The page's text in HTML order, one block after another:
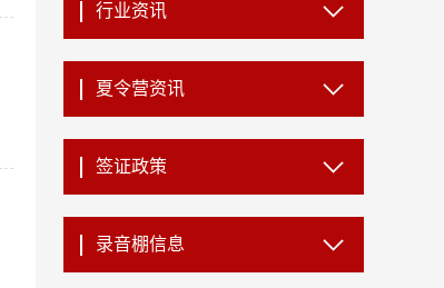
行业资讯
夏令营资讯
签证政策
录音棚信息